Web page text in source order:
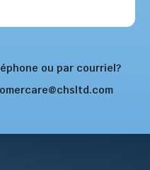
ou par courriel?